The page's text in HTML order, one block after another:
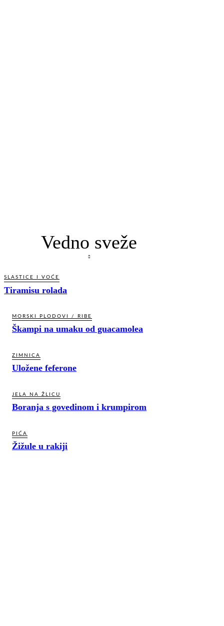
Vedno sveže
SLASTICE I VOĆE
Tiramisu rolada
MORSKI PLODOVI / RIBE
Škampi na umaku od guacamolea
ZIMNICA
Uložene feferone
JELA NA ŽLICU
Boranja s govedinom i krumpirom
PIĆA
Žižule u rakiji